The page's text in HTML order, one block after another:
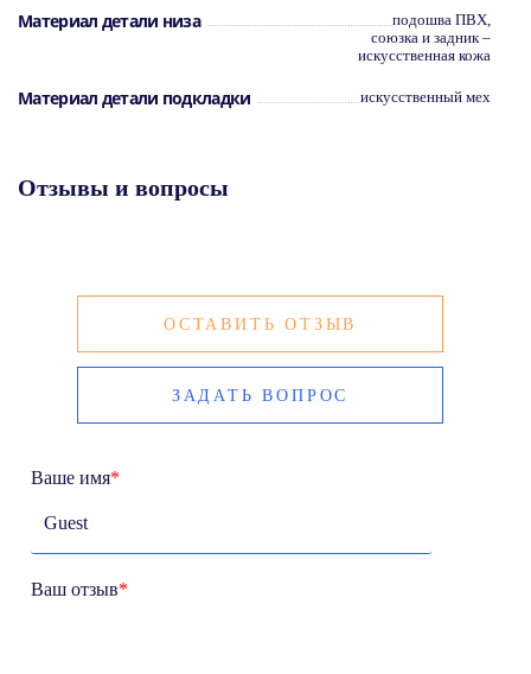
Материал детали низа
подошва ПВХ,
союзка и задник –
искусственная кожа
Материал детали подкладки искусственный мех
Отзывы и вопросы
ОСТАВИТЬ ОТЗЫВ
ЗАДАТЬ ВОПРОС
Ваше имя*
Ваш отзыв*